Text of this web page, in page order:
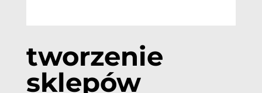
tworzenie
sklepów